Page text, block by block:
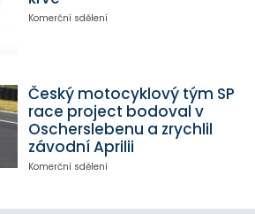
Komerční sdělení
Český motocyklový tým SP
race project bodoval v
Oscherslebenu a zrychlil
závodní Aprilii
Komerční sdělení